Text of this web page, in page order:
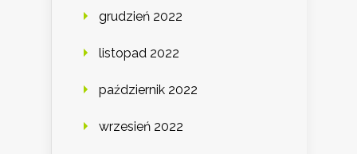
grudzień 2022
listopad 2022
październik 2022
wrzesień 2022